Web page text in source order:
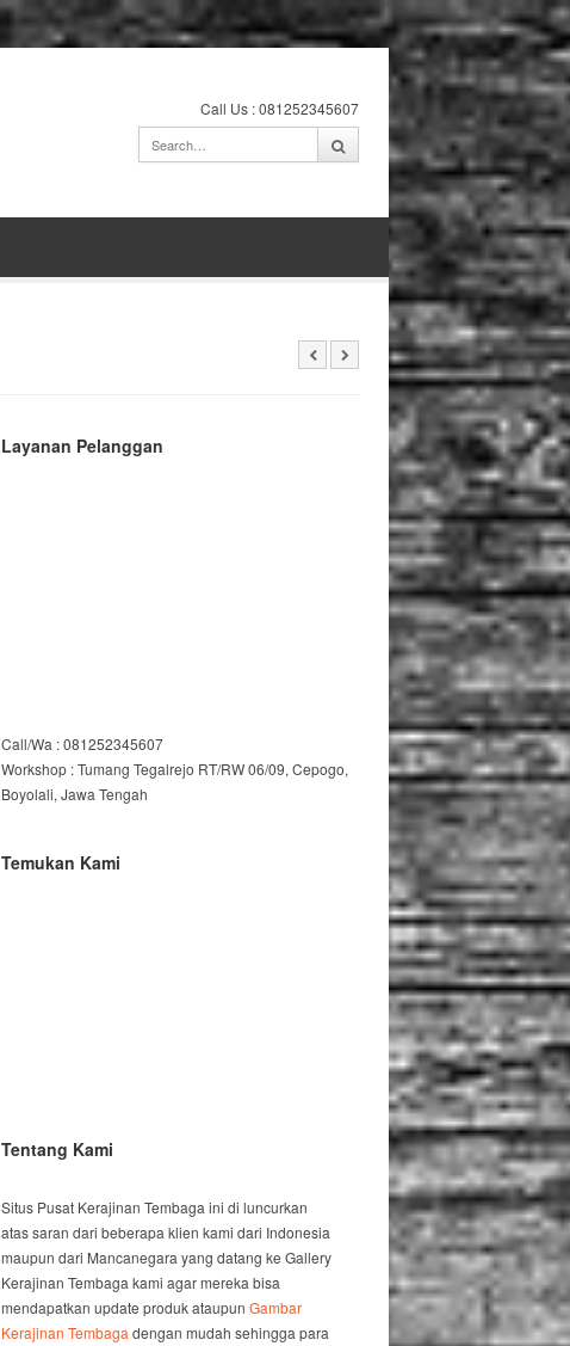
Call Us : 081252345607
Layanan Pelanggan
Call/Wa : 081252345607
Workshop : Tumang Tegalrejo RT/RW 06/09, Cepogo,
Boyolali, Jawa Tengah
Temukan Kami
Tentang Kami
Situs Pusat Kerajinan Tembaga ini di luncurkan
atas saran dari beberapa klien kami dari Indonesia
maupun dari Mancanegara yang datang ke Gallery
Kerajinan Tembaga kami agar mereka bisa
mendapatkan update produk ataupun Gambar
Kerajinan Tembaga dengan mudah sehingga para